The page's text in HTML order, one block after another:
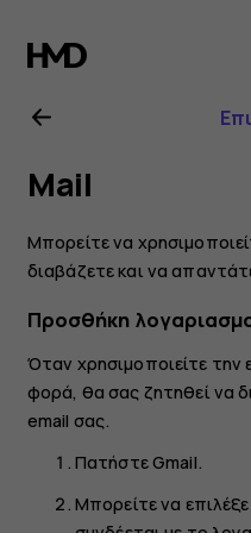
Οδηγίες
χρήσης
Nokia
8.1
Mail
Μπορείτε να
διαβάζετε και να
Προσθήκη
Όταν χρησιμοποιείτε
φορά, θα σας ζητηθεί να
email σας.
ΠατήστεGmail.
Μπορείτε να